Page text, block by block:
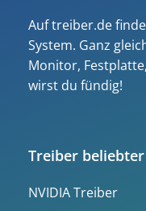
Auf treiber.de
System. Ganz
Monitor,
wirst du fündig!
Treiber
NVIDIA Treiber